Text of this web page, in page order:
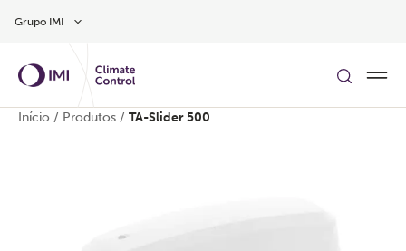
Grupo IMI
Início / Produtos / TA-Slider 500